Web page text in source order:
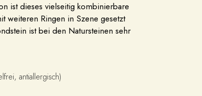
ist dieses vielseitig kombinierbare
weiteren Ringen in Szene gesetzt
ist bei den Natursteinen sehr
antiallergisch)